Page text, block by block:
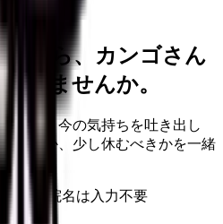
なら、カンゴさん
みませんか。
せん。今の気持ちを吐き出し
べきか、少し休むべきかを一緒
病院名は入力不要
する